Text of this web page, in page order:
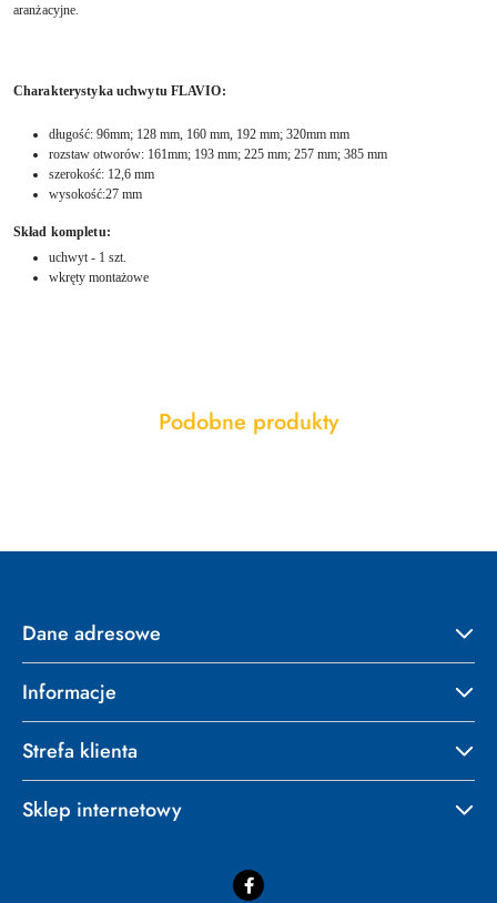
aranżacyjne.
Charakterystyka uchwytu FLAVIO:
długość: 96mm; 128 mm, 160 mm, 192 mm; 320mm mm
rozstaw otworów: 161mm; 193 mm; 225 mm; 257 mm; 385 mm
szerokość: 12,6 mm
wysokość:27 mm
Skład kompletu:
uchwyt - 1 szt.
wkręty montażowe
Pomiń karuzelę produktów
Produkty
Podobne produkty
Dane adresowe
Informacje
Strefa klienta
Sklep internetowy